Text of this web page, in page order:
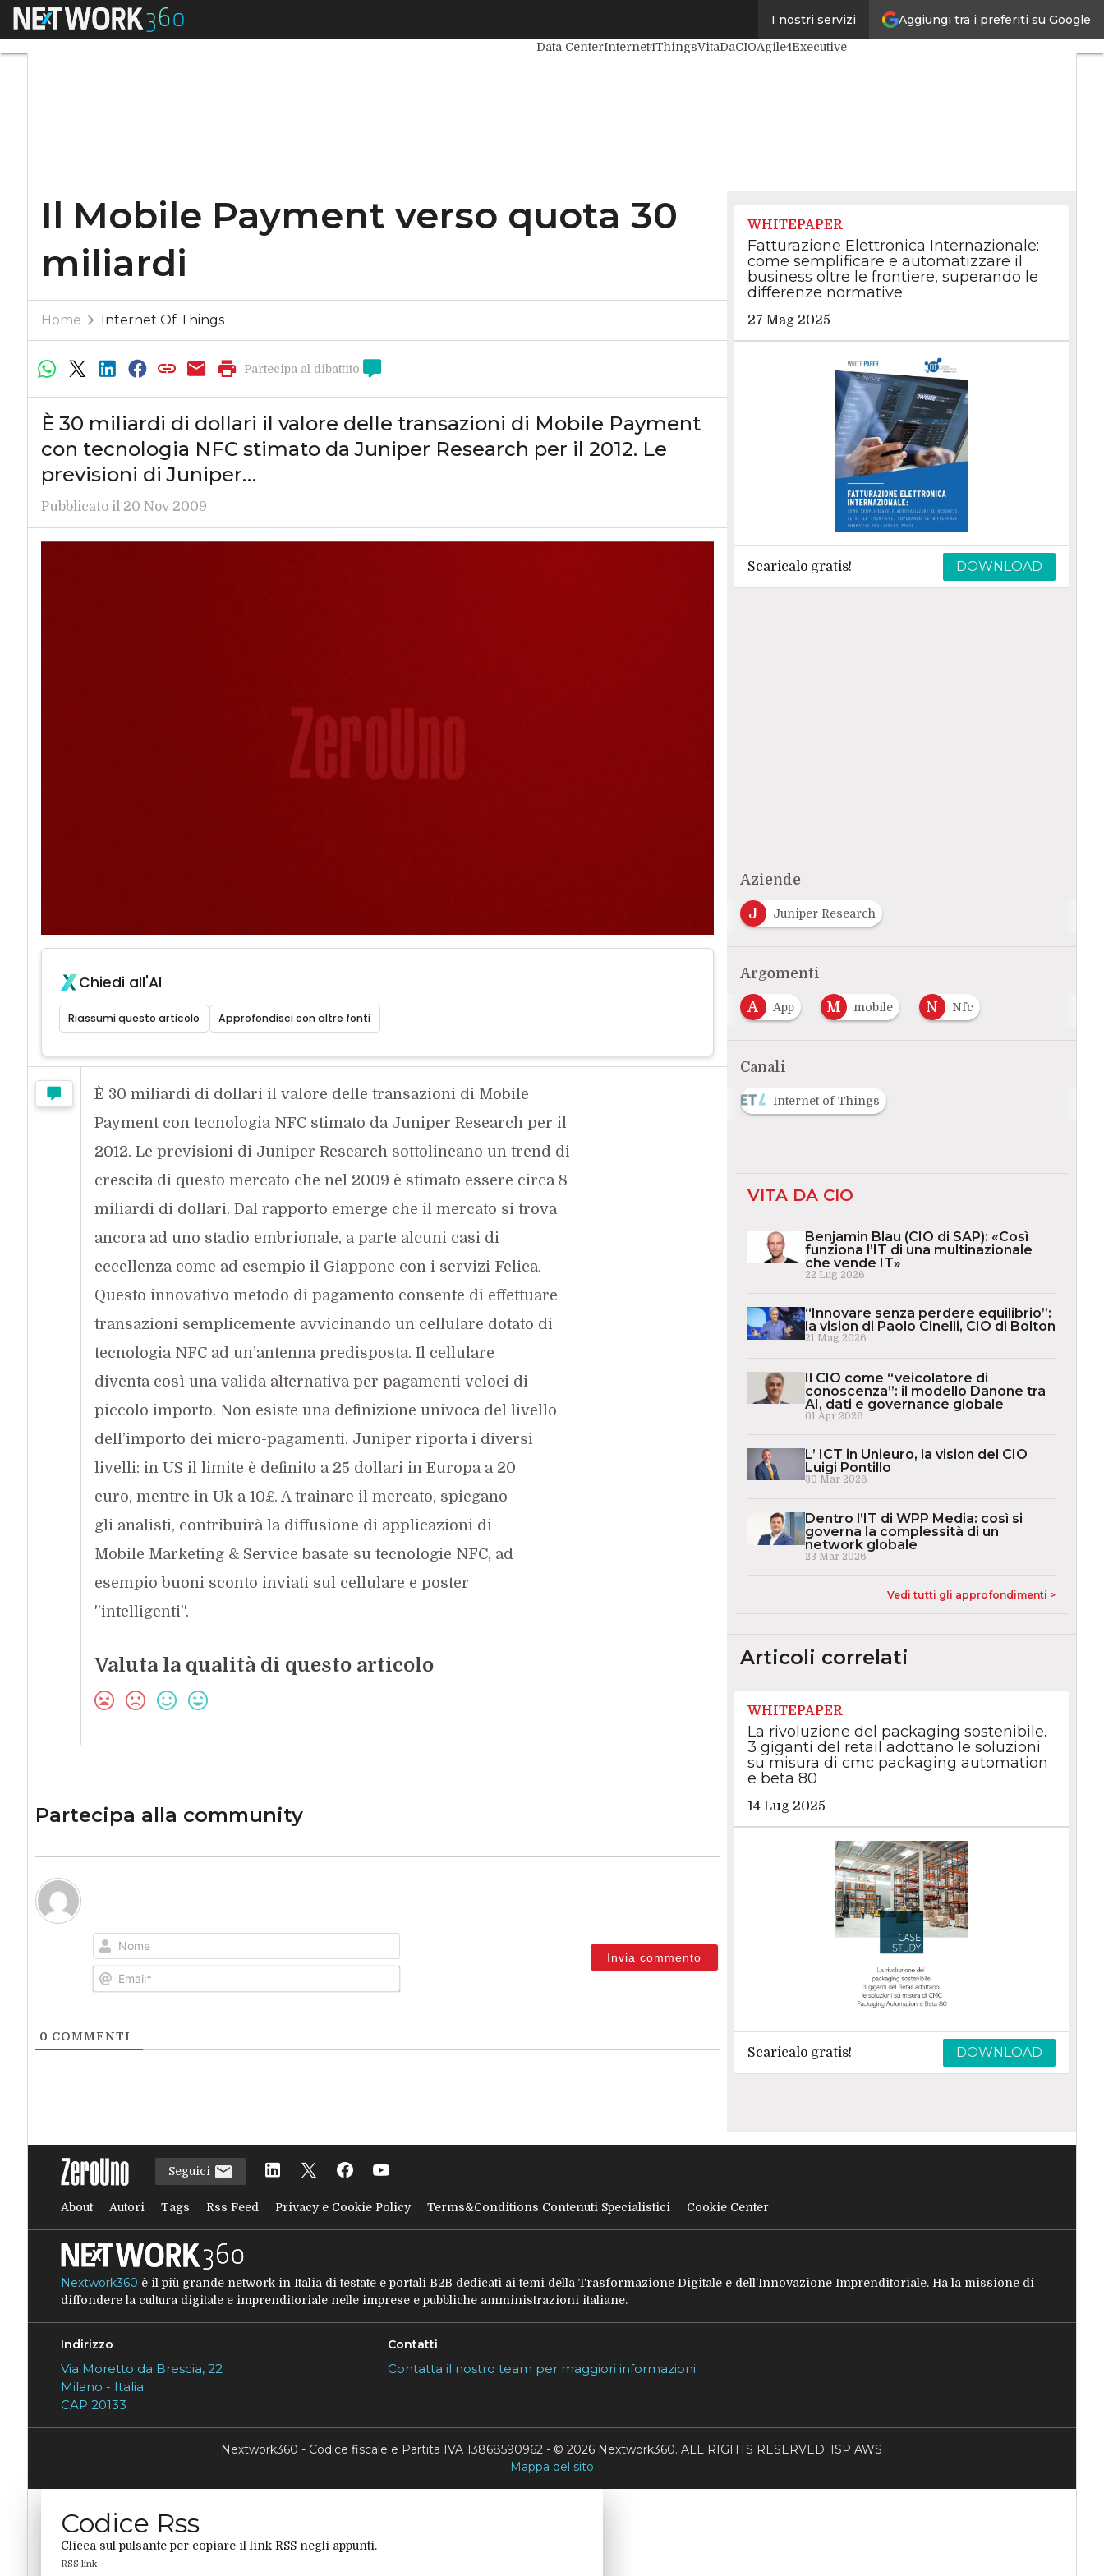
Aggiungi tra i preferiti su Google
I nostri servizi
Menu Big DataCybersecurity
Data CenterInternet4ThingsVitaDaCIOAgile4Executive
Il Mobile Payment verso quota 30
miliardi
Home Internet Of Things
Partecipa al dibattito
È 30 miliardi di dollari il valore delle transazioni di Mobile Payment
con tecnologia NFC stimato da Juniper Research per il 2012. Le
previsioni di Juniper…
Pubblicato il 20 Nov 2009
Chiedi all'AI
Riassumi questo articolo Approfondisci con altre fonti
È 30 miliardi di dollari il valore delle transazioni di Mobile
Payment con tecnologia NFC stimato da Juniper Research per il
2012. Le previsioni di Juniper Research sottolineano un trend di
crescita di questo mercato che nel 2009 è stimato essere circa 8
miliardi di dollari. Dal rapporto emerge che il mercato si trova
ancora ad uno stadio embrionale, a parte alcuni casi di
eccellenza come ad esempio il Giappone con i servizi Felica.
Questo innovativo metodo di pagamento consente di effettuare
transazioni semplicemente avvicinando un cellulare dotato di
tecnologia NFC ad un’antenna predisposta. Il cellulare
diventa così una valida alternativa per pagamenti veloci di
piccolo importo. Non esiste una definizione univoca del livello
dell’importo dei micro-pagamenti. Juniper riporta i diversi
livelli: in US il limite è definito a 25 dollari in Europa a 20
euro, mentre in Uk a 10£. A trainare il mercato, spiegano
gli analisti, contribuirà la diffusione di applicazioni di
Mobile Marketing & Service basate su tecnologie NFC, ad
esempio buoni sconto inviati sul cellulare e poster
''intelligenti''.
Valuta la qualità di questo articolo
Partecipa alla community
Nome
Email*
0 COMMENTI
WHITEPAPER
Fatturazione Elettronica Internazionale:
come semplificare e automatizzare il
business oltre le frontiere, superando le
differenze normative
27 Mag 2025
Scaricalo gratis! DOWNLOAD
Aziende
J Juniper Research
Argomenti
A App M mobile N Nfc
Canali
Internet of Things
VITA DA CIO
Benjamin Blau (CIO di SAP): «Così
funziona l’IT di una multinazionale
che vende IT»
22 Lug 2026
“Innovare senza perdere equilibrio”:
la vision di Paolo Cinelli, CIO di Bolton
21 Mag 2026
Il CIO come “veicolatore di
conoscenza”: il modello Danone tra
AI, dati e governance globale
01 Apr 2026
L’ ICT in Unieuro, la vision del CIO
Luigi Pontillo
30 Mar 2026
Dentro l’IT di WPP Media: così si
governa la complessità di un
network globale
23 Mar 2026
Vedi tutti gli approfondimenti >
Articoli correlati
WHITEPAPER
La rivoluzione del packaging sostenibile.
3 giganti del retail adottano le soluzioni
su misura di cmc packaging automation
e beta 80
14 Lug 2025
Scaricalo gratis! DOWNLOAD
Seguici
About Autori Tags Rss Feed Privacy e Cookie Policy Terms&Conditions Contenuti Specialistici Cookie Center
Nextwork360 è il più grande network in Italia di testate e portali B2B dedicati ai temi della Trasformazione Digitale e dell’Innovazione Imprenditoriale. Ha la missione di
diffondere la cultura digitale e imprenditoriale nelle imprese e pubbliche amministrazioni italiane.
Indirizzo
Via Moretto da Brescia, 22
Milano - Italia
CAP 20133
Contatti
Contatta il nostro team per maggiori informazioni
Nextwork360 - Codice fiscale e Partita IVA 13868590962 - © 2026 Nextwork360. ALL RIGHTS RESERVED. ISP AWS
Mappa del sito
Codice Rss
Clicca sul pulsante per copiare il link RSS negli appunti.
RSS link